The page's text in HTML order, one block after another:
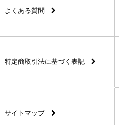
よくある質問
特定商取引法に基づく表記
サイトマップ